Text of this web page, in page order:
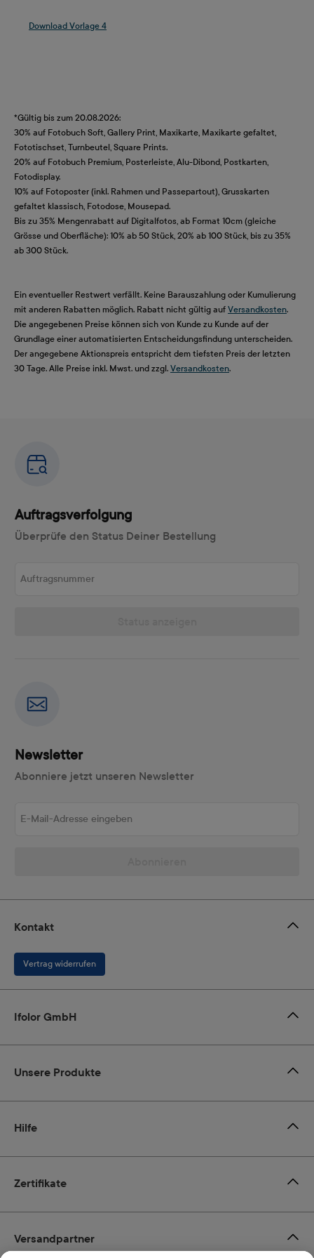
Download Vorlage 4
*Gültig bis zum 20.08.2026:
30% auf Fotobuch Soft, Gallery Print, Maxikarte, Maxikarte gefaltet,
Fototischset, Turnbeutel, Square Prints.
20% auf Fotobuch Premium, Posterleiste, Alu-Dibond, Postkarten,
Fotodisplay.
10% auf Fotoposter (inkl. Rahmen und Passepartout), Grusskarten
gefaltet klassisch, Fotodose, Mousepad.
Bis zu 35% Mengenrabatt auf Digitalfotos, ab Format 10cm (gleiche
Grösse und Oberfläche): 10% ab 50 Stück, 20% ab 100 Stück, bis zu 35%
ab 300 Stück.
Ein eventueller Restwert verfällt. Keine Barauszahlung oder Kumulierung
mit anderen Rabatten möglich. Rabatt nicht gültig auf Versandkosten.
Die angegebenen Preise können sich von Kunde zu Kunde auf der
Grundlage einer automatisierten Entscheidungsfindung unterscheiden.
Der angegebene Aktionspreis entspricht dem tiefsten Preis der letzten
30 Tage. Alle Preise inkl. Mwst. und zzgl. Versandkosten.
Auftragsverfolgung
Überprüfe den Status Deiner Bestellung
Newsletter
Abonniere jetzt unseren Newsletter
Zertifikate
Kontakt
Vertrag widerrufen
Ifolor GmbH
Unsere Produkte
Hilfe
Versandpartner